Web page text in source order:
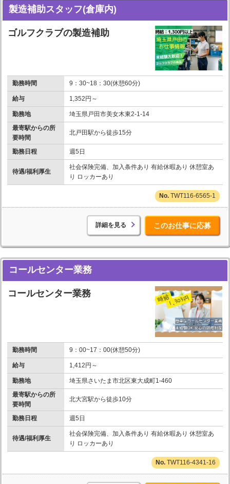
製造補助スタッフ(倉庫内)
ゴルフクラブの製造補助
勤務時間 9：30~18：30(休憩60分)
給与 1,352円～
勤務地
埼玉県戸田市美女木東2-1-14
最寄駅からの所
要時間
北戸田駅から徒歩15分
勤務日程 週5日
待遇/福利厚生
社会保険完備、加入条件あり 有給休暇あり 休憩室あ
り ロッカーあり
TWT116-6565-1
詳細を見る このお仕事に応募
コールセンター業務
コールセンター業務
勤務時間 9：00~17：00(休憩50分)
給与 1,412円～
勤務地
埼玉県さいたま市北区東大成町1-460
最寄駅からの所
要時間
北大宮駅から徒歩10分
勤務日程 週5日
待遇/福利厚生
社会保険完備、加入条件あり 有給休暇あり 休憩室あ
り ロッカーあり
TWT116-4341-16